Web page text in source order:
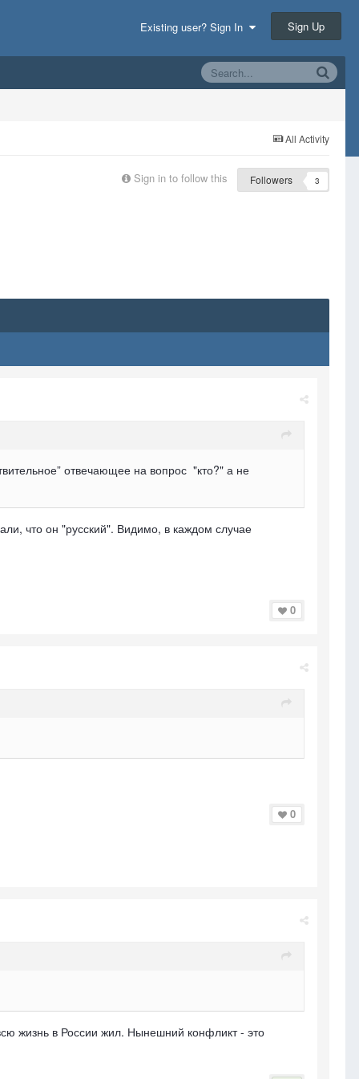
Existing user? Sign In Sign Up
All Activity
Sign in to follow this Followers 3
отвечающее на вопрос "кто?" а не
что он "русский". Видимо, в каждом случае
0
0
жизнь в России жил. Нынешний конфликт - это